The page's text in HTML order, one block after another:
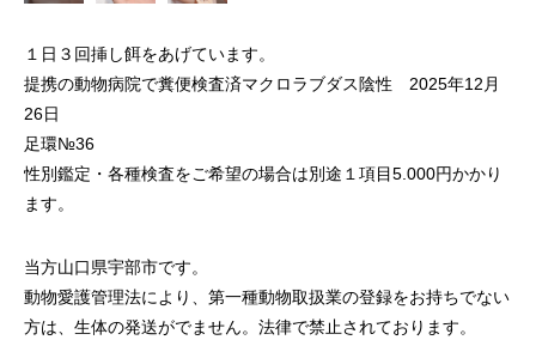
１日３回挿し餌をあげています。
提携の動物病院で糞便検査済マクロラブダス陰性 2025年12月
26日
足環№36
性別鑑定・各種検査をご希望の場合は別途１項目5.000円かかり
ます。
当方山口県宇部市です。
動物愛護管理法により、第一種動物取扱業の登録をお持ちでない
方は、生体の発送がでません。法律で禁止されております。